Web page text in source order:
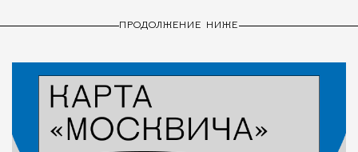
ПРОДОЛЖЕНИЕ НИЖЕ